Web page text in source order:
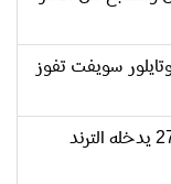
سويفت تفوز
عيد ميلاد عضو فريق BTS بارك جيمين الـ 27 يدخله الترند